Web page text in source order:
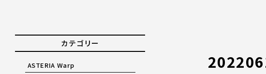
カテゴリー
ASTERIA Warp